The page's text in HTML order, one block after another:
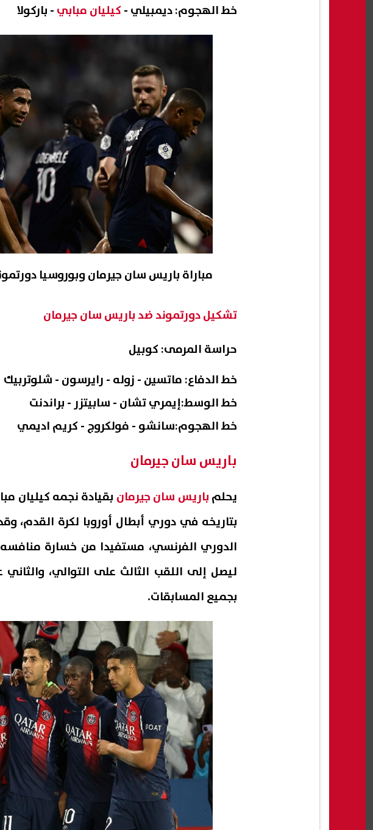
خط الهجوم: ديمبيلي -كيليان مبابي- باركولا
مباراة باريس سان جيرمان وبوروسيا
تشكيل دورتموند ضد باريس سان جيرمان
حراسة المرمى: كوبيل
خط الدفاع: ماتسين - زوله - رايرسون - شلوتربيك
خط الوسط:إيمري تشان - سابيتزر - براندنت
خط الهجوم:سانشو - فولكروج - كريم اديمي
باريس سان جيرمان
يحلمباريس سان جيرمان بقيادة نجمه كيليان
بتاريخه في دوري أبطال أوروبا لكرة
بجميع المسابقات.